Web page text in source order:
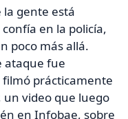
gente está
en la policía,
poco más allá.
ataque fue
prácticamente
un video que luego
en Infobae, sobre